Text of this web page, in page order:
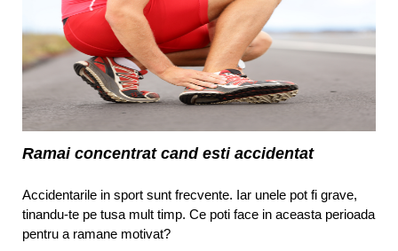
Ramai concentrat cand esti accidentat
Accidentarile in sport sunt frecvente. Iar unele pot fi grave,
tinandu-te pe tusa mult timp. Ce poti face in aceasta perioada
pentru a ramane motivat?